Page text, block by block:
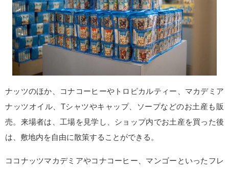
ナッツのほか、コナコーヒーやトロピカルティー、マカデミア
ナッツオイル、Tシャツやキャップ、ソープなどのお土産も販
売。来場者は、工場を見学し、ショップ内でお土産を買った後
は、敷地内を自由に散策することができる。
ココナッツマカデミアやコナコーヒー、マンゴーといったフレ